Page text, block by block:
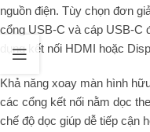
nguồn điện. Tùy chọn đơn
cổng USB-C và cáp USB-C
dụng kết nối HDMI hoặc
Khả năng xoay màn hình
các cổng kết nối nằm dọc
chế độ dọc giúp dễ tiếp cận